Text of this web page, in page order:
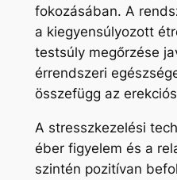
fokozásában. A
a kiegyensúlyozott
testsúly megőrzése
érrendszeri
összefügg az
A stresszkezelési
éber figyelem és a
szintén pozitívan